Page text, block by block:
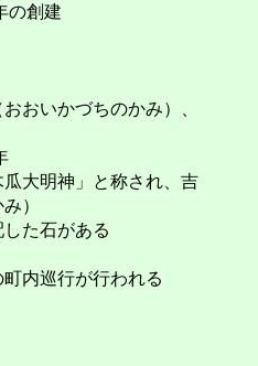
の創建
おおいかづちのかみ）、
大明神」と称され、吉
）
た石がある
内巡行が行われる